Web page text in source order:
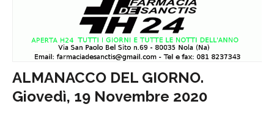
ALMANACCO DEL GIORNO.
Giovedì, 19 Novembre 2020